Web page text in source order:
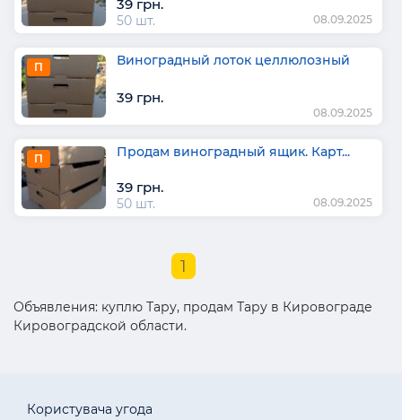
39 грн.
50 шт. 08.09.2025
П Виноградный лоток целлюлозный
39 грн.
08.09.2025
П Продам виноградный ящик. Карт...
39 грн.
50 шт. 08.09.2025
1
Объявления: куплю Тару, продам Тару в Кировограде
Кировоградской области.
Користувача угода